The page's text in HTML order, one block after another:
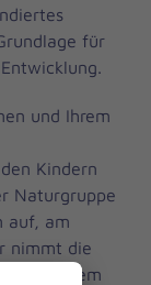
für
und Ihrem
Kindern
Naturgruppe
auf, am
nimmt die
schlechtem